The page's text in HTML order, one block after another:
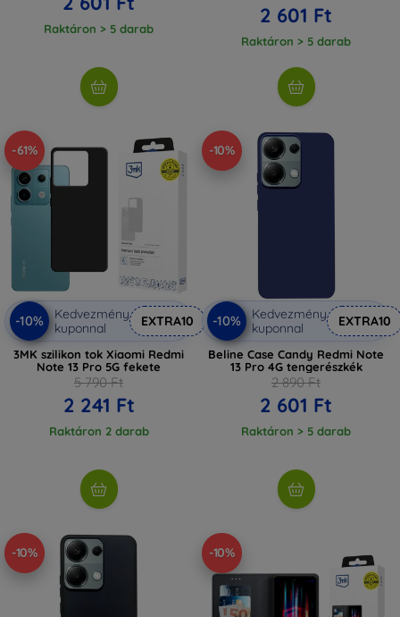
Raktáron > 5 darab
2 601 Ft
Raktáron > 5 darab
-61%
-10%
Kedvezmény
kuponnal
EXTRA10
3MK szilikon tok Xiaomi Redmi
Note 13 Pro 5G fekete
5 790 Ft
2 241 Ft
Raktáron 2 darab
-10%
-10%
Kedvezmény
kuponnal
EXTRA10
Beline Case Candy Redmi Note
13 Pro 4G tengerészkék
2 890 Ft
2 601 Ft
Raktáron > 5 darab
-10% -10%